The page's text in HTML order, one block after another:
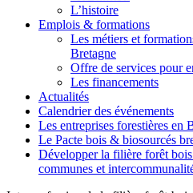
L’histoire
Emplois & formations
Les métiers et
Bretagne
Offre de services pour
Les financements
Actualités
Calendrier des événements
Les entreprises forestières en
Le Pacte bois & biosourcés
Développer la filière forêt
communes et